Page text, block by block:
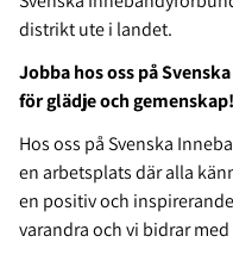
distrikt ute i landet.
Jobba hos oss på
för glädje och gemenskap!
Hos oss på Svenska
en arbetsplats där alla
en positiv och
varandra och vi bidrar